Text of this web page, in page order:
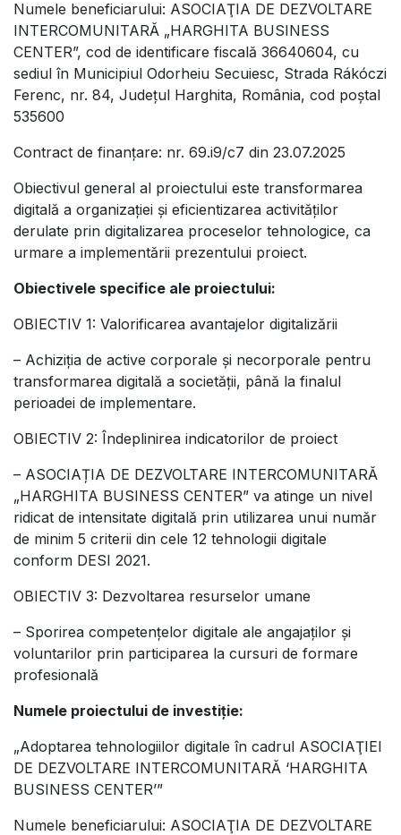
Numele beneficiarului: ASOCIAŢIA DE DEZVOLTARE
INTERCOMUNITARĂ „HARGHITA BUSINESS
CENTER”, cod de identificare fiscală 36640604, cu
sediul în Municipiul Odorheiu Secuiesc, Strada Rákóczi
Ferenc, nr. 84, Județul Harghita, România, cod poștal
535600
Contract de finanțare: nr. 69.i9/c7 din 23.07.2025
Obiectivul general al proiectului este transformarea
digitală a organizației și eficientizarea activităților
derulate prin digitalizarea proceselor tehnologice, ca
urmare a implementării prezentului proiect.
Obiectivele specifice ale proiectului:
OBIECTIV 1: Valorificarea avantajelor digitalizării
– Achiziția de active corporale și necorporale pentru
transformarea digitală a societății, până la finalul
perioadei de implementare.
OBIECTIV 2: Îndeplinirea indicatorilor de proiect
– ASOCIAȚIA DE DEZVOLTARE INTERCOMUNITARĂ
„HARGHITA BUSINESS CENTER” va atinge un nivel
ridicat de intensitate digitală prin utilizarea unui număr
de minim 5 criterii din cele 12 tehnologii digitale
conform DESI 2021.
OBIECTIV 3: Dezvoltarea resurselor umane
– Sporirea competențelor digitale ale angajaților și
voluntarilor prin participarea la cursuri de formare
profesională
Numele proiectului de investiție:
„Adoptarea tehnologiilor digitale în cadrul ASOCIAŢIEI
DE DEZVOLTARE INTERCOMUNITARĂ ‘HARGHITA
BUSINESS CENTER’”
Numele beneficiarului: ASOCIAŢIA DE DEZVOLTARE